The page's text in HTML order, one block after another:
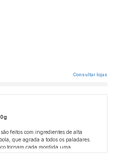
Consultar lojas
feitos com ingredientes de alta
que agrada a todos os paladares.
tornam cada mordida uma